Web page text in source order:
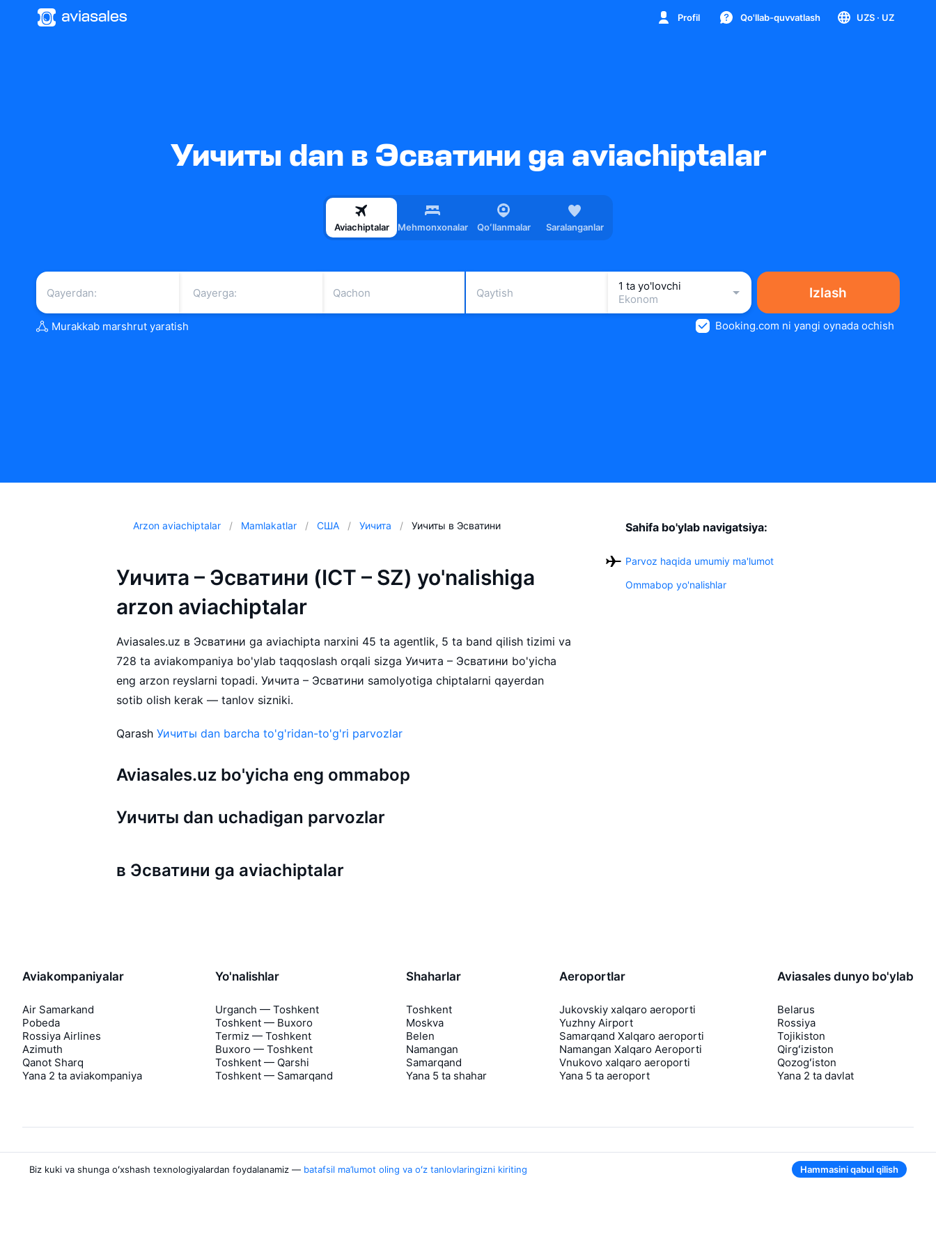
Profil Qo'llab-quvvatlash UZS · UZ
Уичиты dan в Эсватини ga aviachiptalar
Aviachiptalar Mehmonxonalar Qoʻllanmalar Saralanganlar
Qachon Qaytish
1 ta yo'lovchi
Ekonom
Izlash
Murakkab marshrut yaratish Booking.com ni yangi oynada ochish
Arzon aviachiptalar Mamlakatlar США Уичита Уичиты в Эсватини
Уичита – Эсватини (ICT – SZ) yo'nalishiga
arzon aviachiptalar
Aviasales.uz в Эсватини ga aviachipta narxini 45 ta agentlik, 5 ta band qilish tizimi va
728 ta aviakompaniya bo'ylab taqqoslash orqali sizga Уичита – Эсватини bo'yicha
eng arzon reyslarni topadi. Уичита – Эсватини samolyotiga chiptalarni qayerdan
sotib olish kerak — tanlov sizniki.
QarashУичиты dan barcha to'g'ridan-to'g'ri parvozlar
Aviasales.uz bo'yicha eng ommabop
Уичиты dan uchadigan parvozlar
в Эсватини ga aviachiptalar
Sahifa bo'ylab navigatsiya:
Parvoz haqida umumiy ma'lumot
Ommabop yo'nalishlar
Aviakompaniyalar
Air Samarkand
Pobeda
Rossiya Airlines
Azimuth
Qanot Sharq
Yana 2 ta aviakompaniya
Yo'nalishlar
Urganch — Toshkent
Toshkent — Buxoro
Termiz — Toshkent
Buxoro — Toshkent
Toshkent — Qarshi
Toshkent — Samarqand
Shaharlar
Toshkent
Moskva
Belen
Namangan
Samarqand
Yana 5 ta shahar
Aeroportlar
Jukovskiy xalqaro aeroporti
Yuzhny Airport
Samarqand Xalqaro aeroporti
Namangan Xalqaro Aeroporti
Vnukovo xalqaro aeroporti
Yana 5 ta aeroport
Aviasales dunyo bo'ylab
Belarus
Rossiya
Tojikiston
Qirgʻiziston
Qozogʻiston
Yana 2 ta davlat
Aviasales haqida
Biz kuki va shunga oʻxshash texnologiyalardan foydalanamiz — batafsil ma’lumot oling va oʻz tanlovlaringizni kiriting Hammasini qabul qilish